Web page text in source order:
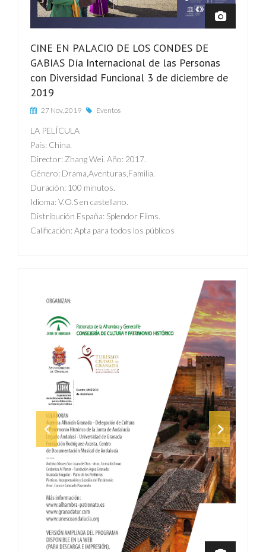
CINE EN PALACIO DE LOS CONDES DE
GABIAS Día Internacional de las Personas
con Diversidad Funcional 3 de diciembre de
2019
27 Nov, 2019 Eventos
LA PELÍCULA
País: China.
Director: Zhang Wei. Año: 2017.
Género: Drama,Aventuras,Familia.
Duración: 100 minutos.
Idioma: V.O.S en castellano.
Distribución España: Splendor Films.
Calificación: Apta para todos los públicos